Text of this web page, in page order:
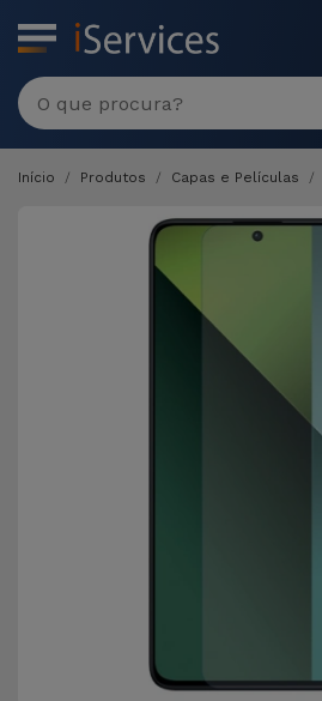
MENU
Início Produtos Capas e Películas